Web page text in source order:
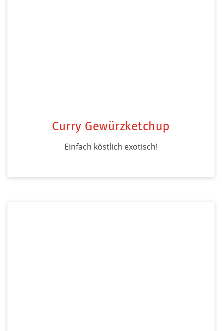
Curry Gewürzketchup
Einfach köstlich exotisch!